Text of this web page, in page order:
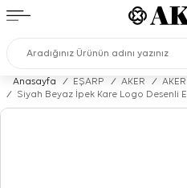
Anasayfa / EŞARP / AKER /
/
Siyah Beyaz İpek Kare Logo Desenli